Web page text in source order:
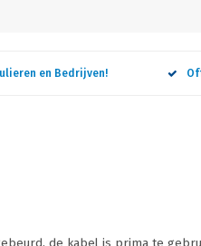
en Bedrijven!
de kabel is prima te